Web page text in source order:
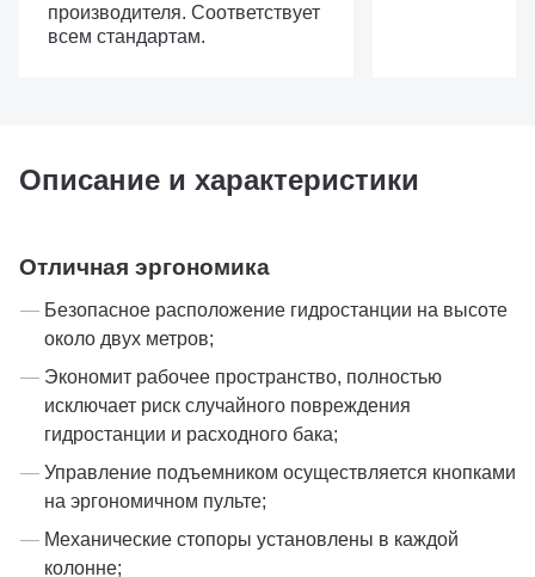
производителя. Соответствует
всем стандартам.
Описание и характеристики
Отличная эргономика
Безопасное расположение гидростанции на высоте
около двух метров;
Экономит рабочее пространство, полностью
исключает риск случайного повреждения
гидростанции и расходного бака;
Управление подъемником осуществляется кнопками
на эргономичном пульте;
Механические стопоры установлены в каждой
колонне;